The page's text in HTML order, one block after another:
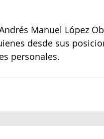
Manuel López
desde sus
personales.